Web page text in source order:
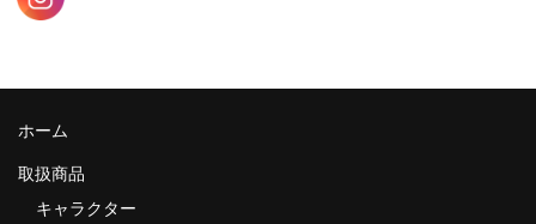
その他
衣類
タオルほか
ホーム
取扱商品
キャラクター